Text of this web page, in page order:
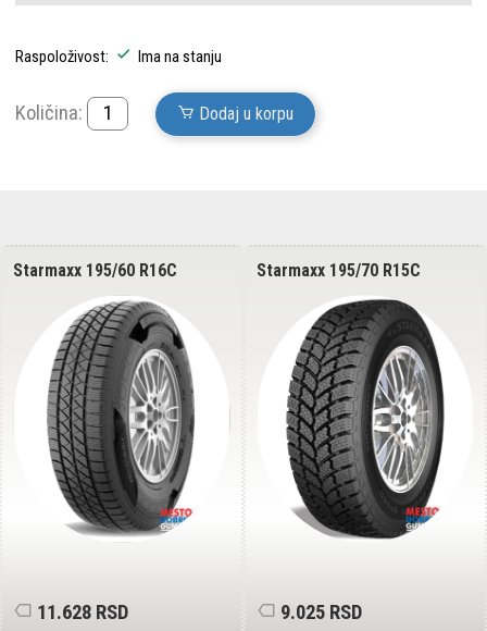
Raspoloživost: Ima na stanju
Količina: Dodaj u korpu
Starmaxx 195/75 R16C
PROWIN ST960 107/105R 8PR
10.324 RSD
Starmaxx 205/65 R16C
PROWIN ST960 107/105T
10.449 RSD